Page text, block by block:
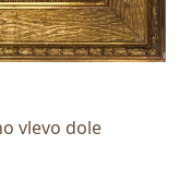
vlevo dole